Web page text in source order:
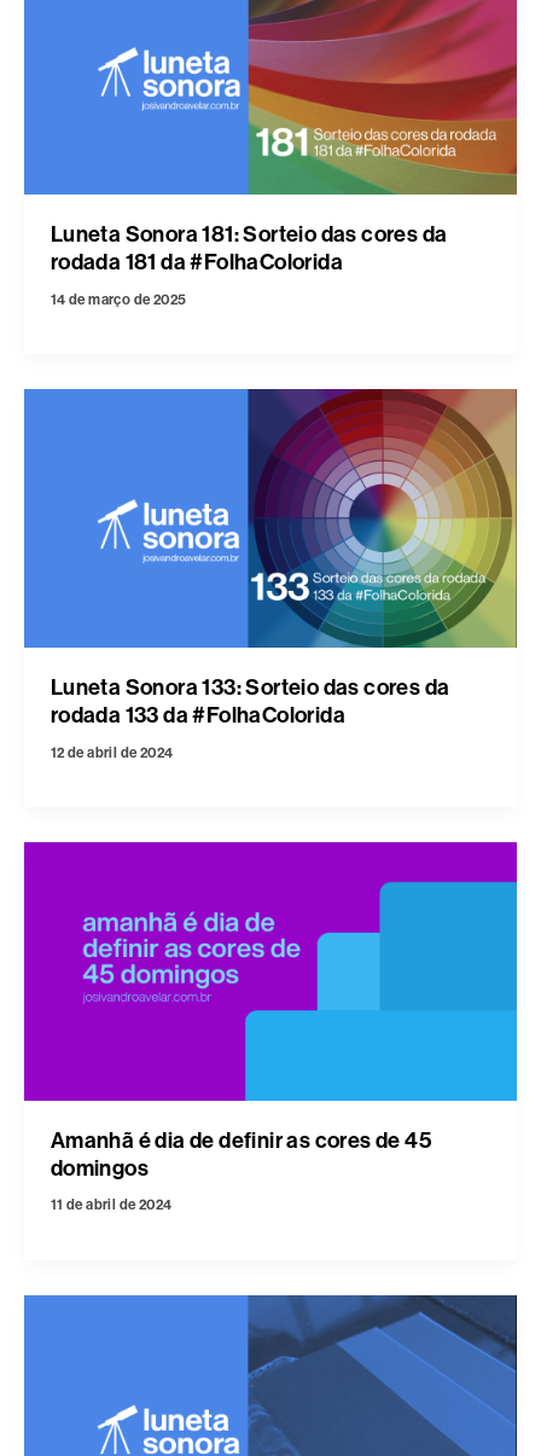
Luneta Sonora 181: Sorteio das cores da
rodada 181 da #FolhaColorida
14 de março de 2025
Luneta Sonora 133: Sorteio das cores da
rodada 133 da #FolhaColorida
12 de abril de 2024
Amanhã é dia de definir as cores de 45
domingos
11 de abril de 2024